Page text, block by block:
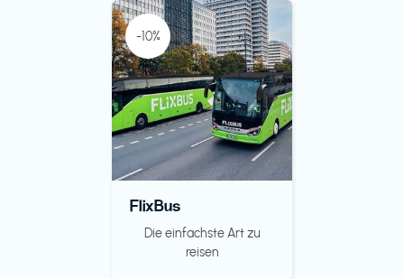
-10%
FlixBus
Die einfachste Art zu
reisen